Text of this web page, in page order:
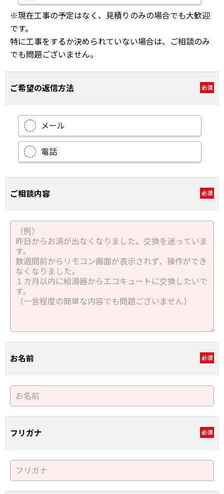
※現在工事の予定はなく、見積りのみの場合でも大歓迎
です。
特に工事をするか決められていない場合は、ご相談のみ
でも問題ございません。
ご希望の返信方法 必須
メール
電話
ご相談内容 必須
お名前 必須
フリガナ 必須